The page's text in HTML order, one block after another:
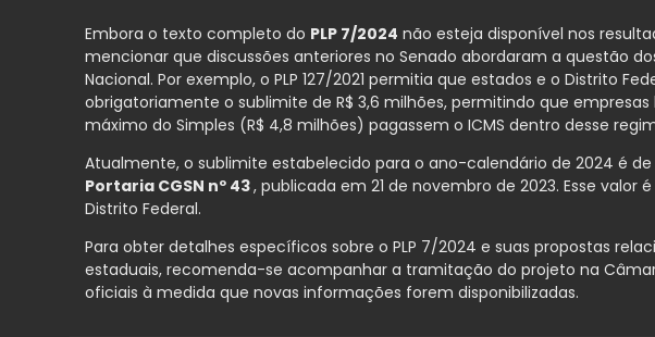
Embora o texto completo do PLP 7/2024 não esteja disponível nos
mencionar que discussões anteriores no Senado abordaram a questão
Nacional. Por exemplo, o PLP 127/2021 permitia que estados e o Distrito
obrigatoriamente o sublimite de R$ 3,6 milhões, permitindo que
máximo do Simples (R$ 4,8 milhões) pagassem o ICMS dentro desse
Atualmente, o sublimite estabelecido para o ano-calendário de 2024 é de
Portaria CGSN nº 43, publicada em 21 de novembro de 2023. Esse valor
Distrito Federal.
Para obter detalhes específicos sobre o PLP 7/2024 e suas propostas
estaduais, recomenda-se acompanhar a tramitação do projeto na
oficiais à medida que novas informações forem disponibilizadas.